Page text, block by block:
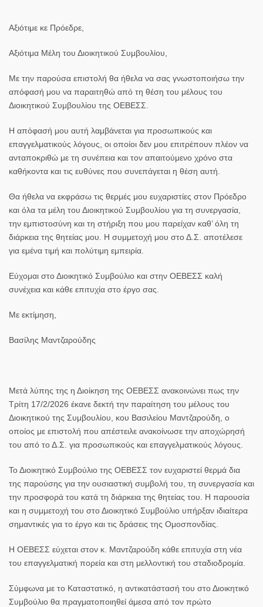
Αξιότιμε κε Πρόεδρε,
Αξιότιμα Μέλη του Διοικητικού Συμβουλίου,
Με την παρούσα επιστολή θα ήθελα να σας γνωστοποιήσω την
απόφασή μου να παραιτηθώ από τη θέση του μέλους του
Διοικητικού Συμβουλίου της ΟΕΒΕΣΣ.
Η απόφασή μου αυτή λαμβάνεται για προσωπικούς και
επαγγελματικούς λόγους, οι οποίοι δεν μου επιτρέπουν πλέον να
ανταποκριθώ με τη συνέπεια και τον απαιτούμενο χρόνο στα
καθήκοντα και τις ευθύνες που συνεπάγεται η θέση αυτή.
Θα ήθελα να εκφράσω τις θερμές μου ευχαριστίες στον Πρόεδρο
και όλα τα μέλη του Διοικητικού Συμβουλίου για τη συνεργασία,
την εμπιστοσύνη και τη στήριξη που μου παρείχαν καθ’ όλη τη
διάρκεια της θητείας μου. Η συμμετοχή μου στο Δ.Σ. αποτέλεσε
για εμένα τιμή και πολύτιμη εμπειρία.
Εύχομαι στο Διοικητικό Συμβούλιο και στην ΟΕΒΕΣΣ καλή
συνέχεια και κάθε επιτυχία στο έργο σας.
Με εκτίμηση,
Βασίλης Μαντζαρούδης
Μετά λύπης της η Διοίκηση της ΟΕΒΕΣΣ ανακοινώνει πως την
Τρίτη 17/2/2026 έκανε δεκτή την παραίτηση του μέλους του
Διοικητικού της Συμβουλίου, κου Βασιλείου Μαντζαρούδη, ο
οποίος με επιστολή που απέστειλε ανακοίνωσε την αποχώρησή
του από το Δ.Σ. για προσωπικούς και επαγγελματικούς λόγους.
Το Διοικητικό Συμβούλιο της ΟΕΒΕΣΣ τον ευχαριστεί θερμά δια
της παρούσης για την ουσιαστική συμβολή του, τη συνεργασία και
την προσφορά του κατά τη διάρκεια της θητείας του. Η παρουσία
και η συμμετοχή του στο Διοικητικό Συμβούλιο υπήρξαν ιδιαίτερα
σημαντικές για το έργο και τις δράσεις της Ομοσπονδίας.
Η ΟΕΒΕΣΣ εύχεται στον κ. Μαντζαρούδη κάθε επιτυχία στη νέα
του επαγγελματική πορεία και στη μελλοντική του σταδιοδρομία.
Σύμφωνα με το Καταστατικό, η αντικατάστασή του στο Διοικητικό
Συμβούλιο θα πραγματοποιηθεί άμεσα από τον πρώτο